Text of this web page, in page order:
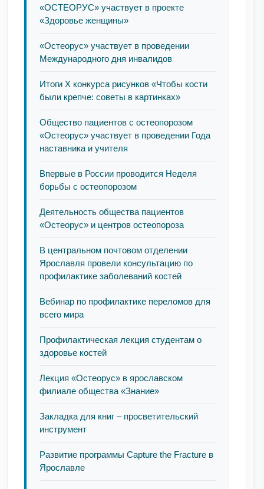
«ОСТЕОРУС» участвует в проекте
«Здоровье женщины»
«Остеорус» участвует в проведении
Международного дня инвалидов
Итоги Х конкурса рисунков «Чтобы кости
были крепче: советы в картинках»
Общество пациентов с остеопорозом
«Остеорус» участвует в проведении Года
наставника и учителя
Впервые в России проводится Неделя
борьбы с остеопорозом
Деятельность общества пациентов
«Остеорус» и центров остеопороза
В центральном почтовом отделении
Ярославля провели консультацию по
профилактике заболеваний костей
Вебинар по профилактике переломов для
всего мира
Профилактическая лекция студентам о
здоровье костей
Лекция «Остеорус» в ярославском
филиале общества «Знание»
Закладка для книг – просветительский
инструмент
Развитие программы Capture the Fracture в
Ярославле